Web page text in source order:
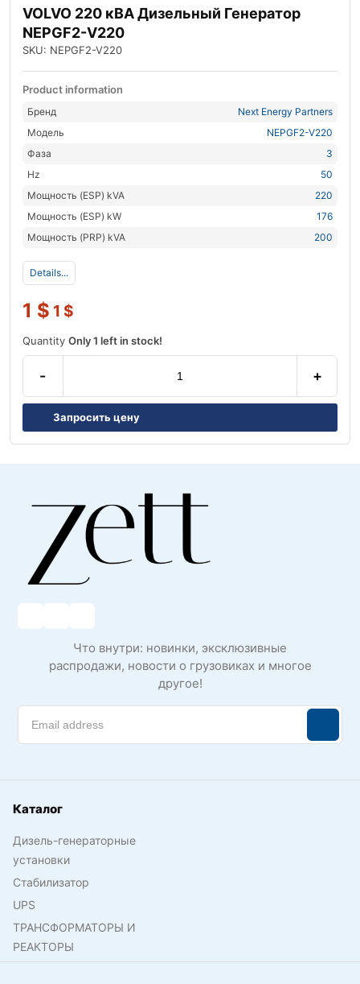
VOLVO 220 кВА Дизельный Генератор
NEPGF2-V220
SKU: NEPGF2-V220
Product information
Бренд
Next Energy Partners
Модель
NEPGF2-V220
Фаза
3
Hz
50
Мощность (ESP) kVA
220
Мощность (ESP) kW
176
Мощность (PRP) kVA
200
Details...
1 $ 1 $
Quantity Only 1 left in stock!
- +
Запросить цену
Что внутри: новинки, эксклюзивные
распродажи, новости о грузовиках и многое
другое!
Каталог
Дизель-генераторные
установки
Стабилизатор
UPS
ТРАНСФОРМАТОРЫ И
РЕАКТОРЫ